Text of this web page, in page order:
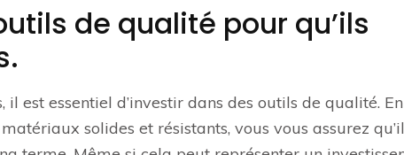
de qualité pour qu’ils
est essentiel d’investir dans des outils de qualité. En
solides et résistants, vous vous assurez